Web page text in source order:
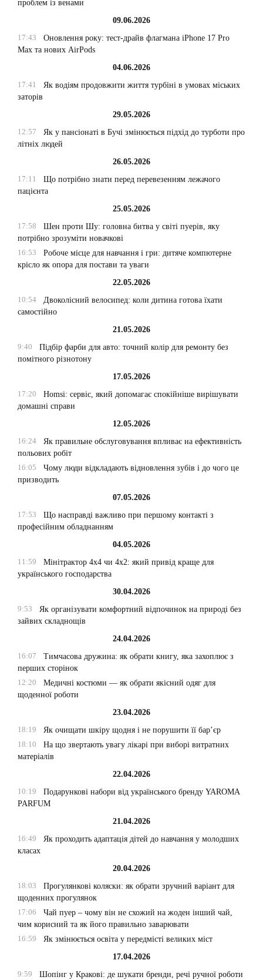
проблем із венами
09.06.2026
17:43
Оновлення року: тест-драйв флагмана iPhone 17 Pro
Max та нових AirPods
04.06.2026
17:41
Як водіям продовжити життя турбіні в умовах міських
заторів
29.05.2026
12:57
Як у пансіонаті в Бучі змінюється підхід до турботи про
літніх людей
26.05.2026
17:11
Що потрібно знати перед перевезенням лежачого
пацієнта
25.05.2026
17:58
Шен проти Шу: головна битва у світі пуерів, яку
потрібно зрозуміти новачкові
16:53
Робоче місце для навчання і гри: дитяче компютерне
крісло як опора для постави та уваги
22.05.2026
10:54
Двоколісний велосипед: коли дитина готова їхати
самостійно
21.05.2026
9:40
Підбір фарби для авто: точний колір для ремонту без
помітного різнотону
17.05.2026
17:20
Homsi: сервіс, який допомагає спокійніше вирішувати
домашні справи
12.05.2026
16:24
Як правильне обслуговування впливає на ефективність
польових робіт
16:05
Чому люди відкладають відновлення зубів і до чого це
призводить
07.05.2026
17:53
Що насправді важливо при першому контакті з
професійним обладнанням
04.05.2026
11:59
Мінітрактор 4х4 чи 4х2: який привід краще для
українського господарства
30.04.2026
9:53
Як організувати комфортний відпочинок на природі без
зайвих складнощів
24.04.2026
16:07
Тимчасова дружина: як обрати книгу, яка захоплює з
перших сторінок
12:20
Медичні костюми — як обрати якісний одяг для
щоденної роботи
23.04.2026
18:19
Як очищати шкіру щодня і не порушити її бар’єр
18:10
На що звертають увагу лікарі при виборі витратних
матеріалів
22.04.2026
10:19
Подарункові набори від українського бренду YAROMA
PARFUM
21.04.2026
16:49
Як проходить адаптація дітей до навчання у молодших
класах
20.04.2026
18:03
Прогулянкові коляски: як обрати зручний варіант для
щоденних прогулянок
17:06
Чай пуер – чому він не схожий на жоден інший чай,
чим корисний та як його правильно заварювати
16:59
Як змінюється освіта у передмісті великих міст
17.04.2026
9:59
Шопінг у Кракові: де шукати бренди, речі ручної роботи